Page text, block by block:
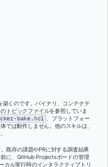
築くのです。バイナリ、コンテナテ
トピックファイルを参照していま
bake.hcl 、プラットフォー
では動作しません。他のスキルは、
既存の課題やPRに対する調査結果
に、GitHub Projectsボードの管理
カル実行時のインタラクティブトリ